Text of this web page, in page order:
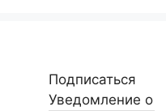
Подписаться
Уведомление о